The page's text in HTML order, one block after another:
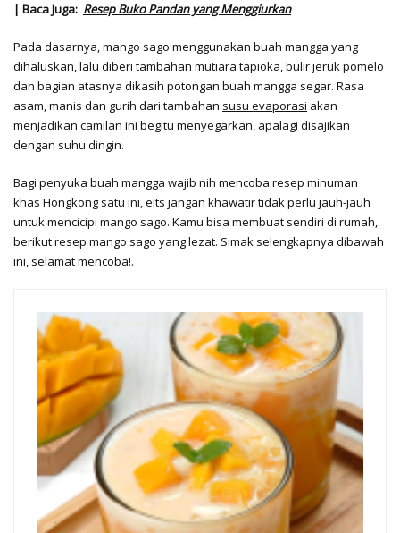
| Baca Juga: Resep Buko Pandan yang Menggiurkan
Pada dasarnya, mango sago menggunakan buah mangga yang
dihaluskan, lalu diberi tambahan mutiara tapioka, bulir jeruk pomelo
dan bagian atasnya dikasih potongan buah mangga segar. Rasa
asam, manis dan gurih dari tambahan susu evaporasi akan
menjadikan camilan ini begitu menyegarkan, apalagi disajikan
dengan suhu dingin.
Bagi penyuka buah mangga wajib nih mencoba resep minuman
khas Hongkong satu ini, eits jangan khawatir tidak perlu jauh-jauh
untuk mencicipi mango sago. Kamu bisa membuat sendiri di rumah,
berikut resep mango sago yang lezat. Simak selengkapnya dibawah
ini, selamat mencoba!.